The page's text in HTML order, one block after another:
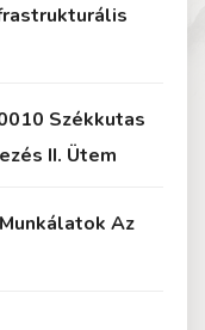
Székkutas
II. Ütem
Az